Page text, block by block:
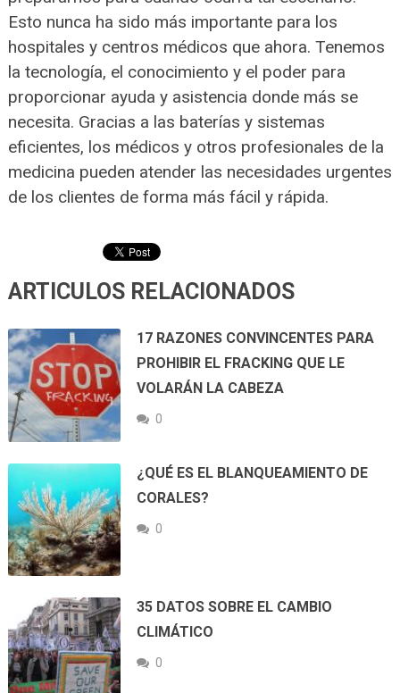
Esto nunca ha sido más importante para los
hospitales y centros médicos que ahora. Tenemos
la tecnología, el conocimiento y el poder para
proporcionar ayuda y asistencia donde más se
necesita. Gracias a las baterías y sistemas
eficientes, los médicos y otros profesionales de la
medicina pueden atender las necesidades urgentes
de los clientes de forma más fácil y rápida.
ARTICULOS RELACIONADOS
17 RAZONES CONVINCENTES PARA
PROHIBIR EL FRACKING QUE LE
VOLARÁN LA CABEZA
0
¿QUÉ ES EL BLANQUEAMIENTO DE
CORALES?
0
35 DATOS SOBRE EL CAMBIO
CLIMÁTICO
0